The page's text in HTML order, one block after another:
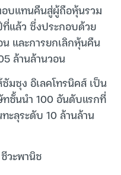
อบแทนคืนสู่ผู้ถือหุ้นรวม
ที่แล้ว ซึ่งประกอบด้วย
น และการยกเลิกหุ้นคืน
ล้านล้านวอน
มซุง อิเลคโทรนิคส์ เป็น
ชั้นนำ 100 อันดับแรกที่
ลุระดับ 10 ล้านล้าน
วะพานิช